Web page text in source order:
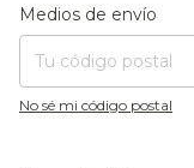
Entregas para el CP:
Medios de envío
No sé mi código postal